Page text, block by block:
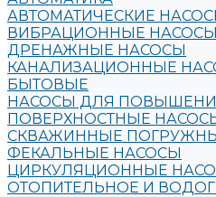
АВТОМАТИЧЕСКИЕ
ВИБРАЦИОННЫЕ НАСОСЫ
ДРЕНАЖНЫЕ НАСОСЫ
КАНАЛИЗАЦИОННЫЕ
БЫТОВЫЕ
НАСОСЫ ДЛЯ
ПОВЕРХНОСТНЫЕ
СКВАЖИННЫЕ
ФЕКАЛЬНЫЕ НАСОСЫ
ЦИРКУЛЯЦИОННЫЕ
ОТОПИТЕЛЬНОЕ И